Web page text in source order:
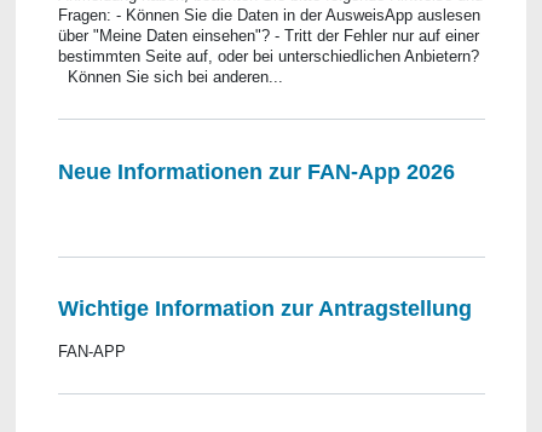
Fragen: - Können Sie die Daten in der AusweisApp auslesen
über "Meine Daten einsehen"? - Tritt der Fehler nur auf einer
bestimmten Seite auf, oder bei unterschiedlichen Anbietern?
Können Sie sich bei anderen...
Neue Informationen zur FAN-App 2026
Wichtige Information zur Antragstellung
FAN-APP